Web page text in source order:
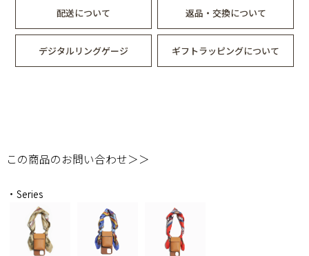
配送について 返品・交換について
デジタルリングゲージ ギフトラッピングについて
この商品のお問い合わせ＞＞
・Series